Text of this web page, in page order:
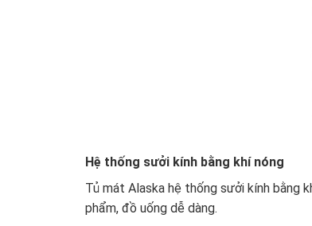
Hệ thống sưởi kính bằng khí nóng
Tủ mát Alaska hệ thống sưởi kính bằng
phẩm, đồ uống dễ dàng.